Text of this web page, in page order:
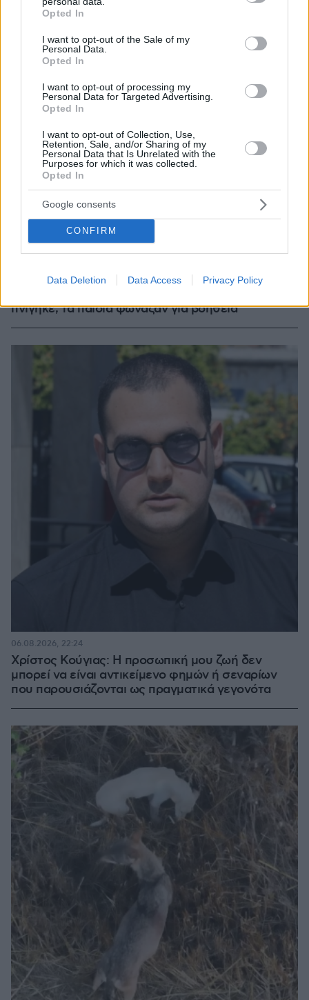
grant or deny consent to Google and its third-party tags to
use your data for below specified purposes in below Google
consent section.
Opted In
I want to opt-out of the Sale of my
Personal Data.
Opted In
I want to opt-out of processing my
Personal Data for Targeted Advertising.
Opted In
I want to opt-out of Collection, Use,
Retention, Sale, and/or Sharing of my
Personal Data that Is Unrelated with the
Purposes for which it was collected.
Opted In
Google consents
CONFIRM
Data Deletion Data Access Privacy Policy
Πώς έγινε η τραγωδία με την νεκρή μητέρα στα
πνίγηκε, τα παιδιά φώναζαν για βοήθεια
Χρίστος Κούγιας: Η προσωπική μου ζωή δεν
μπορεί να είναι αντικείμενο φημών ή σεναρίων
που παρουσιάζονται ως πραγματικά γεγονότα
06.08.2026, 22:24